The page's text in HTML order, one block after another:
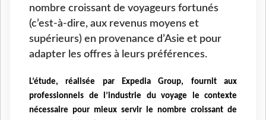
nombre croissant de voyageurs fortunés
(c’est-à-dire, aux revenus moyens et
supérieurs) en provenance d’Asie et pour
adapter les offres à leurs préférences.
L’étude, réalisée par Expedia Group, fournit aux
professionnels de l’industrie du voyage le contexte
nécessaire pour mieux servir le nombre croissant de